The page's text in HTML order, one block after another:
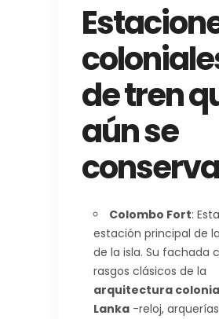
de tren
aún se
Colombo Fort:
estación principal de
de la isla. Su fachada
rasgos clásicos de la
arquitectura
Lanka -reloj,